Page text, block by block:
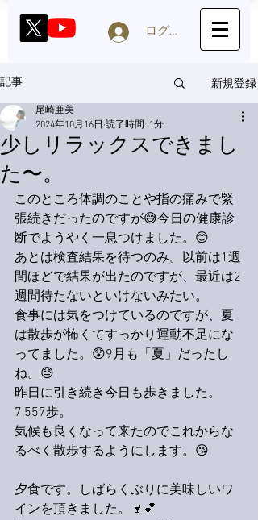
ログイン
記事 新規登録
少しリラックスできまし
た〜。
尾崎亜美
2024年10月16日 読了時間: 1分
このところ体調のことや指の痛みで緊
張続きだったのですが😅今日の健康診
断でようやく一息つけました。😊
あとは検査結果を待つのみ。以前は1週
間ほどで結果が出たのですが、最近は2
週間待たないといけないみたい。
食事には気をつけているのですが、夏
は散歩が怖くてすっかり運動不足にな
ってました。😰9月も「夏」だったし
ね。😓
昨日に引き続き今日も歩きました。
7,557歩。
気候も良くなって来たのでこれからな
るべく散歩するようにします。😘
夕食です。しばらくぶりに美味しいワ
インを頂きました。🍷💕